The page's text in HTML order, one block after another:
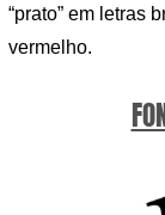
“prato” em letras
vermelho.